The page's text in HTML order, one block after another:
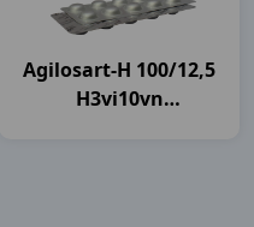
Agilosart-H 100/12,5
H3vi10vn